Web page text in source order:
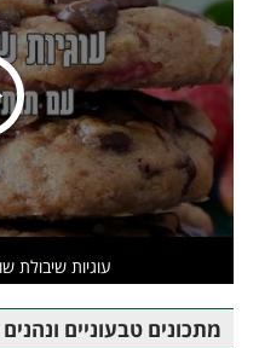
עוגיות שיבולת
מתכונים טבעוניים ונהנים